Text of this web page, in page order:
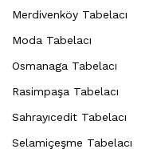
Merdivenköy Tabelacı
Moda Tabelacı
Osmanaga Tabelacı
Rasimpaşa Tabelacı
Sahrayıcedit Tabelacı
Selamiçeşme Tabelacı